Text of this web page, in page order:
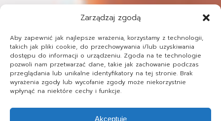
Zarządzaj zgodą
Aby zapewnić jak najlepsze wrażenia, korzystamy z technologii,
takich jak pliki cookie, do przechowywania i/lub uzyskiwania
dostępu do informacji o urządzeniu. Zgoda na te technologie
pozwoli nam przetwarzać dane, takie jak zachowanie podczas
przeglądania lub unikalne identyfikatory na tej stronie. Brak
wyrażenia zgody lub wycofanie zgody może niekorzystnie
wpłynąć na niektóre cechy i funkcje.
Akceptuję